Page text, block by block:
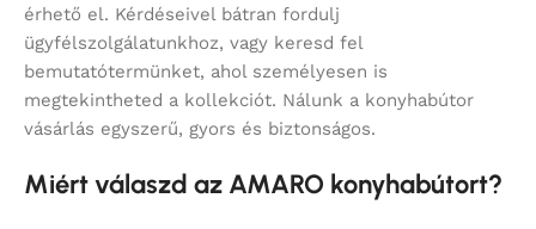
érhető el. Kérdéseivel bátran fordulj
ügyfélszolgálatunkhoz, vagy keresd fel
bemutatótermünket, ahol személyesen is
megtekintheted a kollekciót. Nálunk a konyhabútor
vásárlás egyszerű, gyors és biztonságos.
Miért válaszd az AMARO konyhabútort?